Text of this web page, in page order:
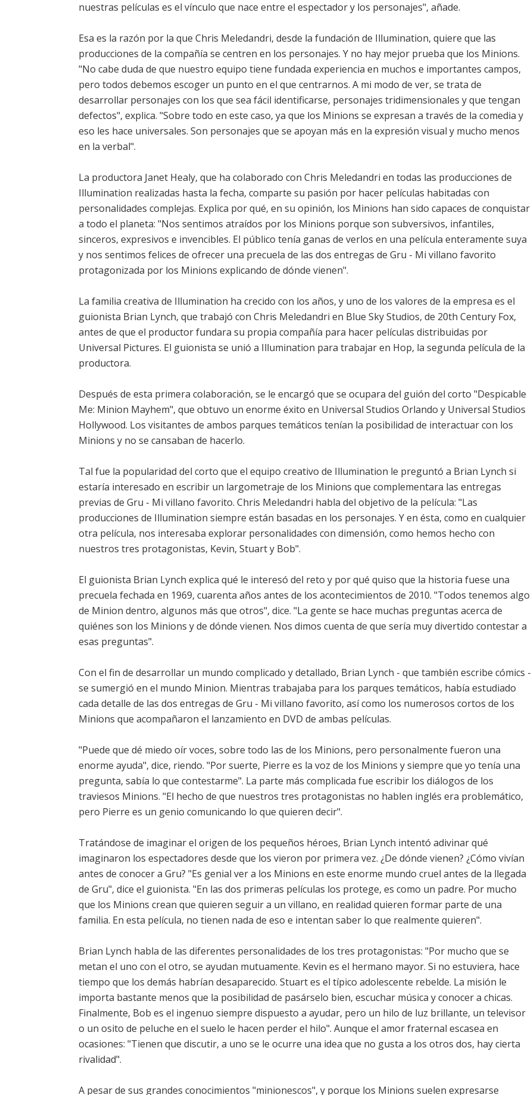
nuestras películas es el vínculo que nace entre el espectador y los personajes", añade.
Esa es la razón por la que Chris Meledandri, desde la fundación de Illumination, quiere que las
producciones de la compañía se centren en los personajes. Y no hay mejor prueba que los Minions.
"No cabe duda de que nuestro equipo tiene fundada experiencia en muchos e importantes campos,
pero todos debemos escoger un punto en el que centrarnos. A mi modo de ver, se trata de
desarrollar personajes con los que sea fácil identificarse, personajes tridimensionales y que tengan
defectos", explica. "Sobre todo en este caso, ya que los Minions se expresan a través de la comedia y
eso les hace universales. Son personajes que se apoyan más en la expresión visual y mucho menos
en la verbal".
La productora Janet Healy, que ha colaborado con Chris Meledandri en todas las producciones de
Illumination realizadas hasta la fecha, comparte su pasión por hacer películas habitadas con
personalidades complejas. Explica por qué, en su opinión, los Minions han sido capaces de conquistar
a todo el planeta: "Nos sentimos atraídos por los Minions porque son subversivos, infantiles,
sinceros, expresivos e invencibles. El público tenía ganas de verlos en una película enteramente suya
y nos sentimos felices de ofrecer una precuela de las dos entregas de Gru - Mi villano favorito
protagonizada por los Minions explicando de dónde vienen".
La familia creativa de Illumination ha crecido con los años, y uno de los valores de la empresa es el
guionista Brian Lynch, que trabajó con Chris Meledandri en Blue Sky Studios, de 20th Century Fox,
antes de que el productor fundara su propia compañía para hacer películas distribuidas por
Universal Pictures. El guionista se unió a Illumination para trabajar en Hop, la segunda película de la
productora.
Después de esta primera colaboración, se le encargó que se ocupara del guión del corto "Despicable
Me: Minion Mayhem", que obtuvo un enorme éxito en Universal Studios Orlando y Universal Studios
Hollywood. Los visitantes de ambos parques temáticos tenían la posibilidad de interactuar con los
Minions y no se cansaban de hacerlo.
Tal fue la popularidad del corto que el equipo creativo de Illumination le preguntó a Brian Lynch si
estaría interesado en escribir un largometraje de los Minions que complementara las entregas
previas de Gru - Mi villano favorito. Chris Meledandri habla del objetivo de la película: "Las
producciones de Illumination siempre están basadas en los personajes. Y en ésta, como en cualquier
otra película, nos interesaba explorar personalidades con dimensión, como hemos hecho con
nuestros tres protagonistas, Kevin, Stuart y Bob".
El guionista Brian Lynch explica qué le interesó del reto y por qué quiso que la historia fuese una
precuela fechada en 1969, cuarenta años antes de los acontecimientos de 2010. "Todos tenemos algo
de Minion dentro, algunos más que otros", dice. "La gente se hace muchas preguntas acerca de
quiénes son los Minions y de dónde vienen. Nos dimos cuenta de que sería muy divertido contestar a
esas preguntas".
Con el fin de desarrollar un mundo complicado y detallado, Brian Lynch - que también escribe cómics -
se sumergió en el mundo Minion. Mientras trabajaba para los parques temáticos, había estudiado
cada detalle de las dos entregas de Gru - Mi villano favorito, así como los numerosos cortos de los
Minions que acompañaron el lanzamiento en DVD de ambas películas.
"Puede que dé miedo oír voces, sobre todo las de los Minions, pero personalmente fueron una
enorme ayuda", dice, riendo. "Por suerte, Pierre es la voz de los Minions y siempre que yo tenía una
pregunta, sabía lo que contestarme". La parte más complicada fue escribir los diálogos de los
traviesos Minions. "El hecho de que nuestros tres protagonistas no hablen inglés era problemático,
pero Pierre es un genio comunicando lo que quieren decir".
Tratándose de imaginar el origen de los pequeños héroes, Brian Lynch intentó adivinar qué
imaginaron los espectadores desde que los vieron por primera vez. ¿De dónde vienen? ¿Cómo vivían
antes de conocer a Gru? "Es genial ver a los Minions en este enorme mundo cruel antes de la llegada
de Gru", dice el guionista. "En las dos primeras películas los protege, es como un padre. Por mucho
que los Minions crean que quieren seguir a un villano, en realidad quieren formar parte de una
familia. En esta película, no tienen nada de eso e intentan saber lo que realmente quieren".
Brian Lynch habla de las diferentes personalidades de los tres protagonistas: "Por mucho que se
metan el uno con el otro, se ayudan mutuamente. Kevin es el hermano mayor. Si no estuviera, hace
tiempo que los demás habrían desaparecido. Stuart es el típico adolescente rebelde. La misión le
importa bastante menos que la posibilidad de pasárselo bien, escuchar música y conocer a chicas.
Finalmente, Bob es el ingenuo siempre dispuesto a ayudar, pero un hilo de luz brillante, un televisor
o un osito de peluche en el suelo le hacen perder el hilo". Aunque el amor fraternal escasea en
ocasiones: "Tienen que discutir, a uno se le ocurre una idea que no gusta a los otros dos, hay cierta
rivalidad".
A pesar de sus grandes conocimientos "minionescos", y porque los Minions suelen expresarse